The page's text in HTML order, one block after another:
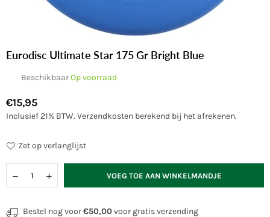
Eurodisc Ultimate Star 175 Gr Bright Blue
BeschikbaarOp voorraad
Normale
prijs
€15,95
Inclusief 21% BTW. Verzendkosten berekend bij het afrekenen.
Zet op verlanglijst
VOEG TOE AAN WINKELMANDJE
Bestel nog voor€50,00voor gratis verzending